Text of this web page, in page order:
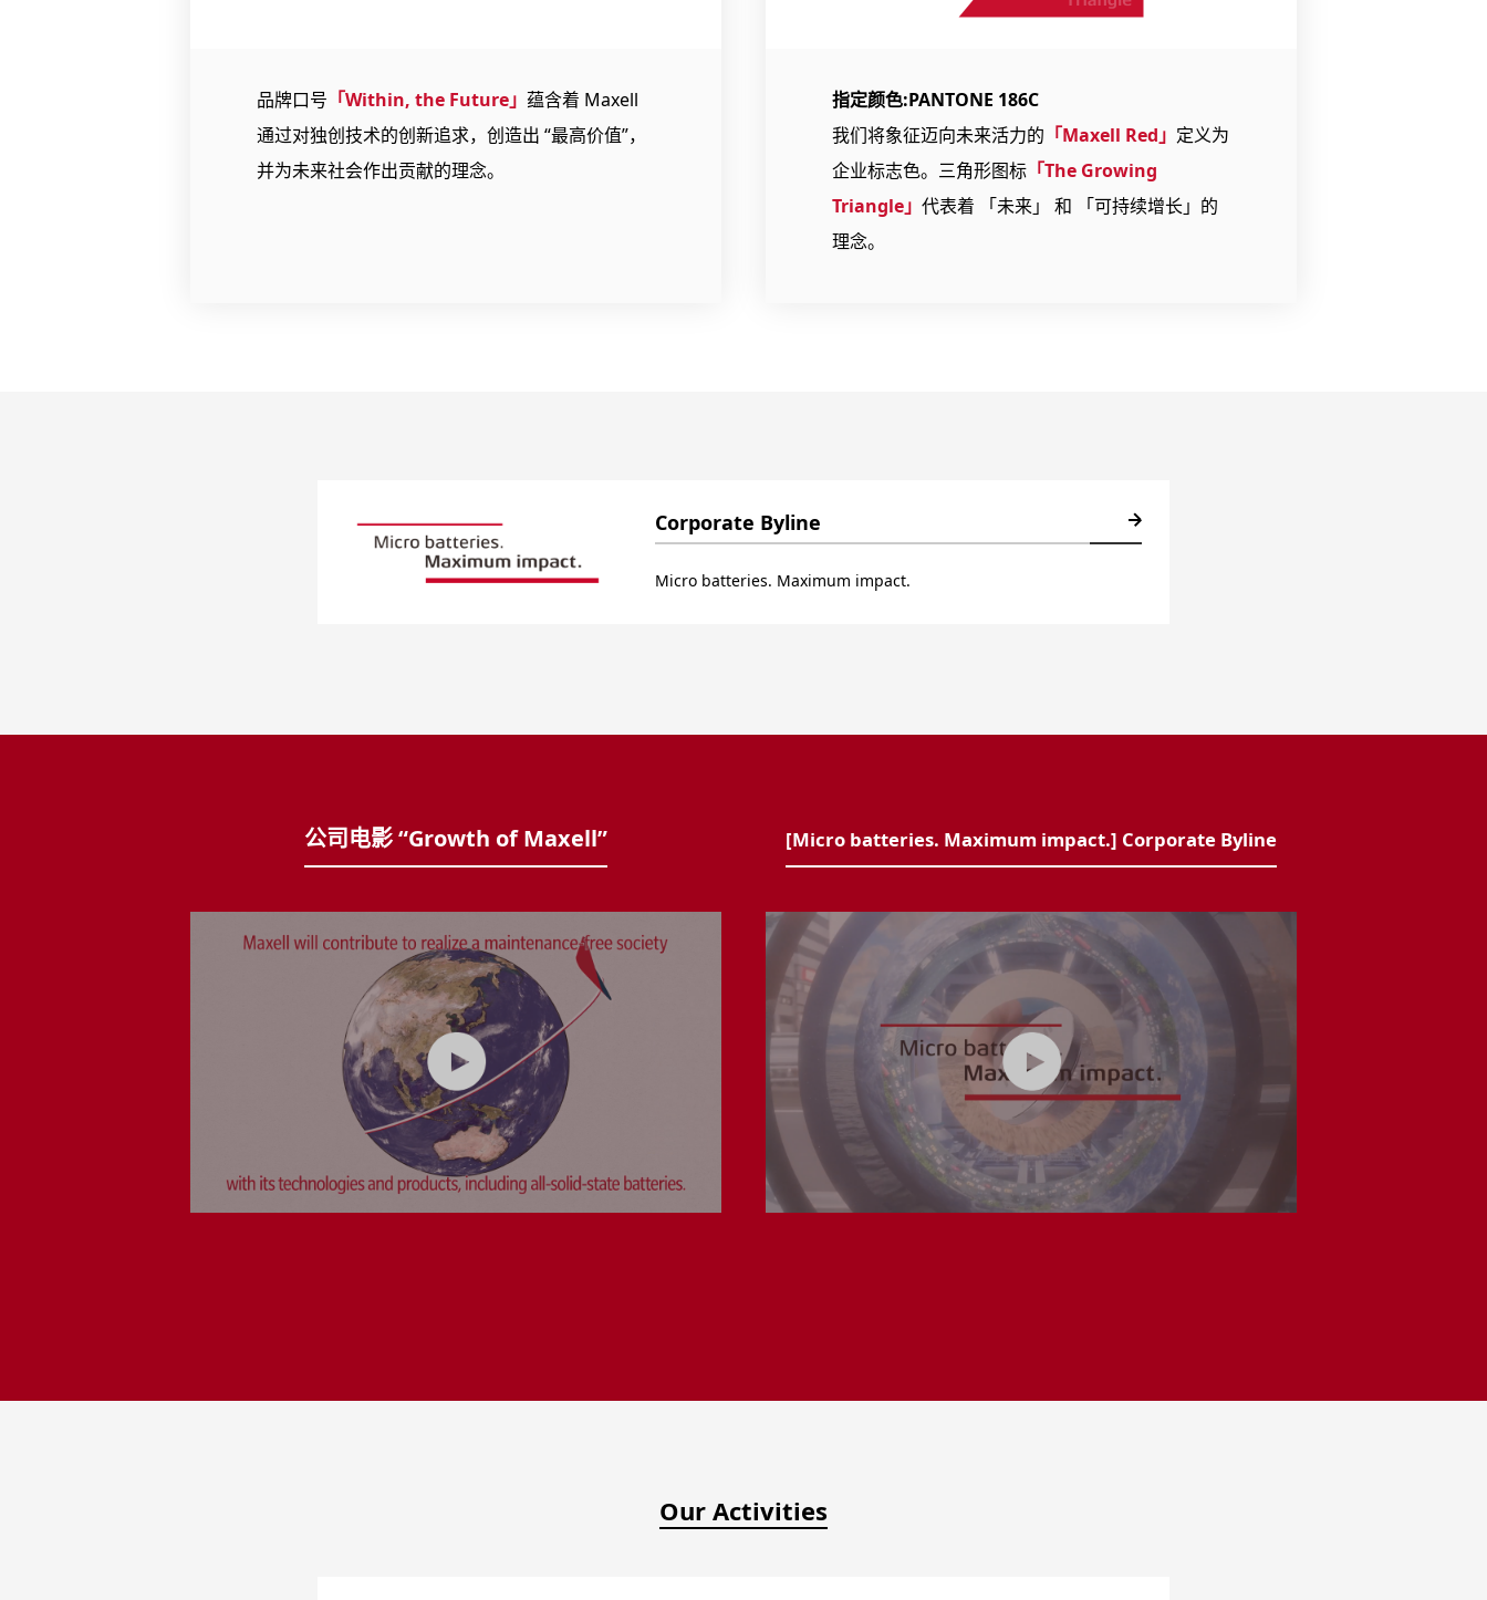
品牌口号 「Within, the Future」 蕴含着 Maxell
通过对独创技术的创新追求，创造出 “最高价值”，
并为未来社会作出贡献的理念。
指定颜色:PANTONE 186C
我们将象征迈向未来活力的 「Maxell Red」 定义为
企业标志色。三角形图标 「The Growing
Triangle」 代表着 「未来」 和 「可持续增长」的
理念。
Corporate Byline
Micro batteries. Maximum impact.
公司电影 “Growth of Maxell” [Micro batteries. Maximum impact.] Corporate Byline
Our Activities